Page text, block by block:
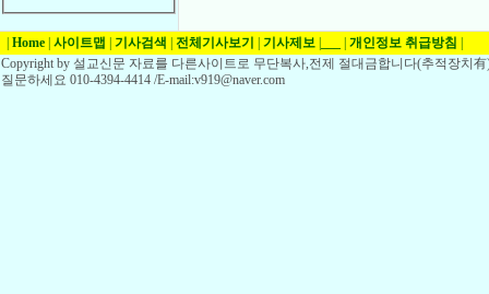
Home 사이트맵 기사검색 전체기사보기 기사제보 개인정보 취급방침
Copyright by 설교신문 자료를 다른사이트로 무단복사,전제 절대금합니다(추적장치
질문하세요 010-4394-4414 /E-mail:v919@naver.com